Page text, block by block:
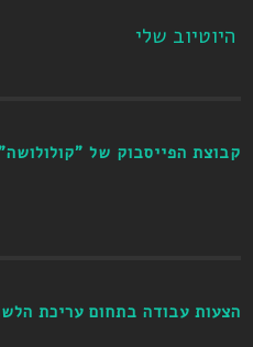
היוטיוב שלי
קבוצת הפייסבוק של
הצעות עבודה בתחום עריכת